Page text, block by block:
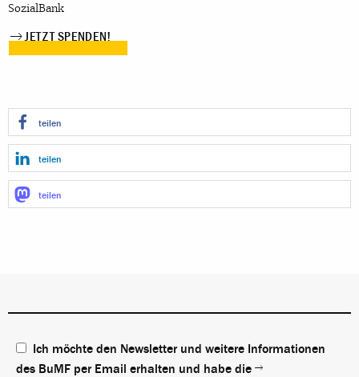
SozialBank
JETZT SPENDEN!
teilen
teilen
teilen
Ich möchte den Newsletter und weitere Informationen
des BuMF per Email erhalten und habe die